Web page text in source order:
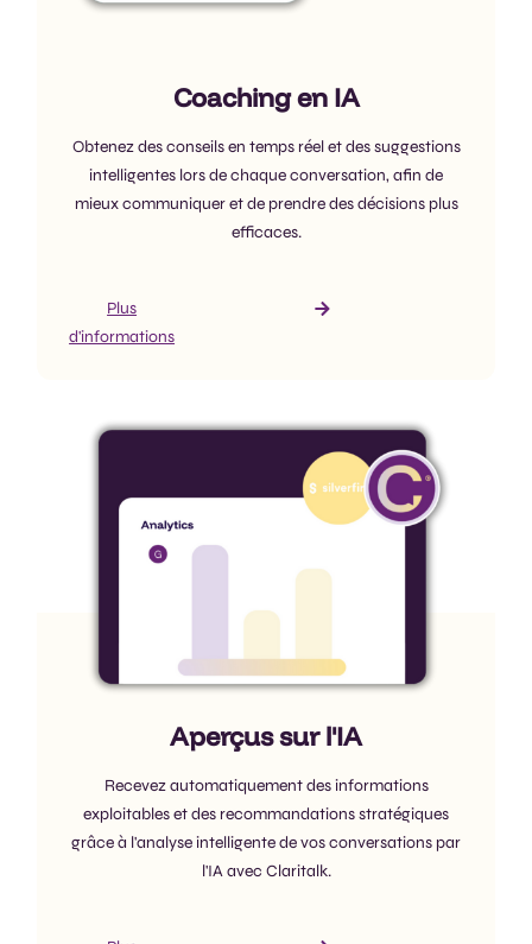
Coaching en IA
Obtenez des conseils en temps réel et des suggestions
intelligentes lors de chaque conversation, afin de
mieux communiquer et de prendre des décisions plus
efficaces.
Plus
d'informations
Aperçus sur l'IA
Recevez automatiquement des informations
exploitables et des recommandations stratégiques
grâce à l'analyse intelligente de vos conversations par
l'IA avec Claritalk.